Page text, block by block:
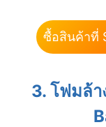
ซื้อสินค้าที่
3. โฟมล้